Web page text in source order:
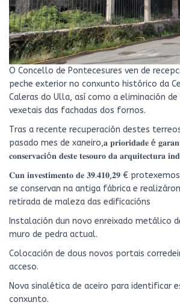
O Concello de Pontecesures ven de
peche exterior no conxunto histórico da
Caleras do Ulla, así como a eliminación
vexetais das fachadas dos fornos.
Tras a recente recuperación destes
pasado mes de xaneiro,𝐚 𝐩𝐫𝐢𝐨𝐫𝐢𝐝𝐚𝐝𝐞 é
𝐜𝐨𝐧𝐬𝐞𝐫𝐯𝐚𝐜𝐢ó𝐧 𝐝𝐞𝐬𝐭𝐞 𝐭𝐞𝐬𝐨𝐮𝐫𝐨 𝐝𝐚 𝐚𝐫𝐪𝐮𝐢𝐭𝐞𝐜𝐭𝐮𝐫𝐚
𝐂𝐮𝐧 𝐢𝐧𝐯𝐞𝐬𝐭𝐢𝐦𝐞𝐧𝐭𝐨 𝐝𝐞 𝟑𝟗.𝟒𝟏𝟎,𝟐𝟗 €
se conservan na antiga fábrica e
retirada de maleza das edificacións
Instalación dun novo enreixado metálico
muro de pedra actual.
Colocación de dous novos portais
acceso.
Nova sinalética de aceiro para identificar
conxunto.